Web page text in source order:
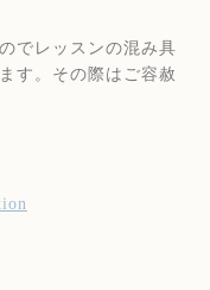
でレッスンの混み具
す。その際はご容赦